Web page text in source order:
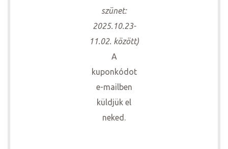
szünet:
2025.10.23-
11.02. között)
A
kuponkódot
e-mailben
küldjük el
neked.